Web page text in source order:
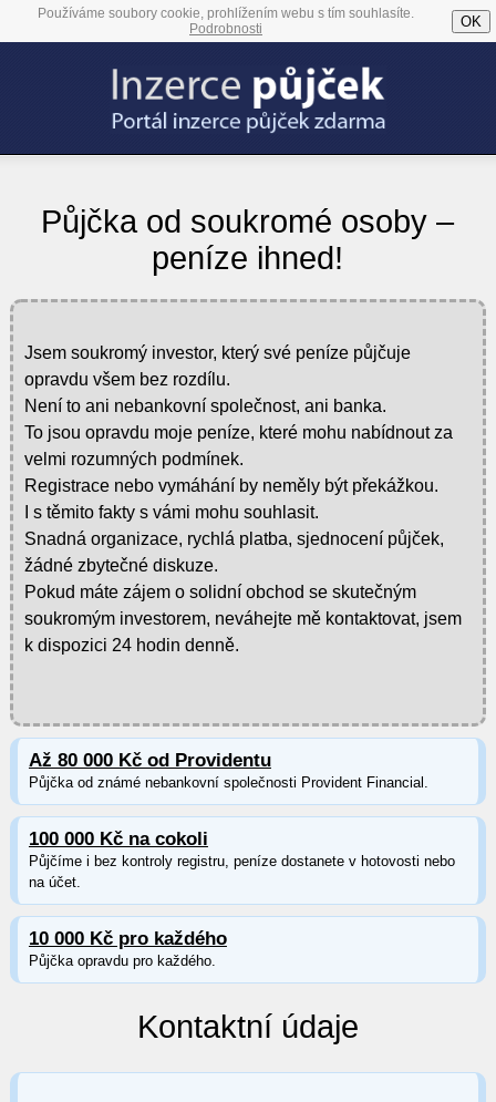
Používáme soubory cookie, prohlížením webu s tím souhlasíte.
Podrobnosti
OK
Půjčka od soukromé osoby –
peníze ihned!
Jsem soukromý investor, který své peníze půjčuje
opravdu všem bez rozdílu.
Není to ani nebankovní společnost, ani banka.
To jsou opravdu moje peníze, které mohu nabídnout za
velmi rozumných podmínek.
Registrace nebo vymáhání by neměly být překážkou.
I s těmito fakty s vámi mohu souhlasit.
Snadná organizace, rychlá platba, sjednocení půjček,
žádné zbytečné diskuze.
Pokud máte zájem o solidní obchod se skutečným
soukromým investorem, neváhejte mě kontaktovat, jsem
k dispozici 24 hodin denně.
Až 80 000 Kč od Providentu
Půjčka od známé nebankovní společnosti Provident Financial.
100 000 Kč na cokoli
Půjčíme i bez kontroly registru, peníze dostanete v hotovosti nebo
na účet.
10 000 Kč pro každého
Půjčka opravdu pro každého.
Kontaktní údaje